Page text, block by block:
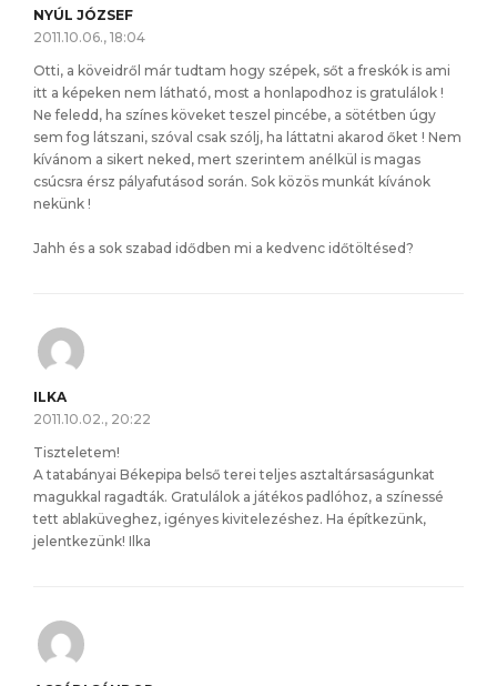
NYÚL JÓZSEF
2011.10.06., 18:04
Otti, a köveidről már tudtam hogy szépek, sőt a freskók is ami
itt a képeken nem látható, most a honlapodhoz is gratulálok !
Ne feledd, ha színes köveket teszel pincébe, a sötétben úgy
sem fog látszani, szóval csak szólj, ha láttatni akarod őket ! Nem
kívánom a sikert neked, mert szerintem anélkül is magas
csúcsra érsz pályafutásod során. Sok közös munkát kívánok
nekünk !
Jahh és a sok szabad idődben mi a kedvenc időtöltésed?
ILKA
2011.10.02., 20:22
Tiszteletem!
A tatabányai Békepipa belső terei teljes asztaltársaságunkat
magukkal ragadták. Gratulálok a játékos padlóhoz, a színessé
tett ablaküveghez, igényes kivitelezéshez. Ha építkezünk,
jelentkezünk! Ilka